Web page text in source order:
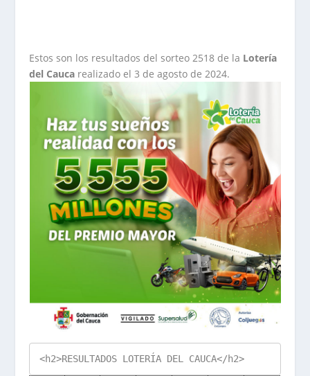
Estos son los resultados del sorteo 2518 de la Lotería
del Cauca realizado el 3 de agosto de 2024.
<h2>RESULTADOS LOTERÍA DEL CAUCA</h2>